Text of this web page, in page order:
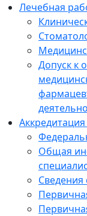
Лечебная
Допуск к
Общая